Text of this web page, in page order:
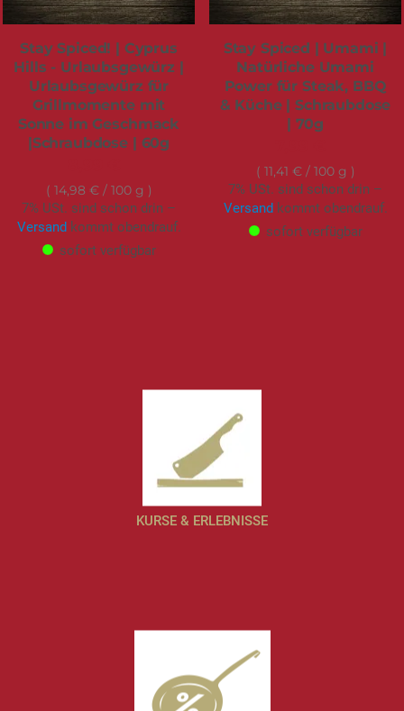
Stay Spiced! | Cyprus
Hills - Urlaubsgewürz |
Urlaubsgewürz für
Grillmomente mit
Sonne im Geschmack
|Schraubdose | 60g
14,98 €/ 100 g
7% USt. sind schon drin –
Versandkommt obendrauf.
sofort verfügbar
Stay Spiced | Umami |
Natürliche Umami
Power für Steak, BBQ
& Küche | Schraubdose
| 70g
11,41 €/ 100 g
7% USt. sind schon drin –
Versandkommt obendrauf.
sofort verfügbar
KURSE & ERLEBNISSE